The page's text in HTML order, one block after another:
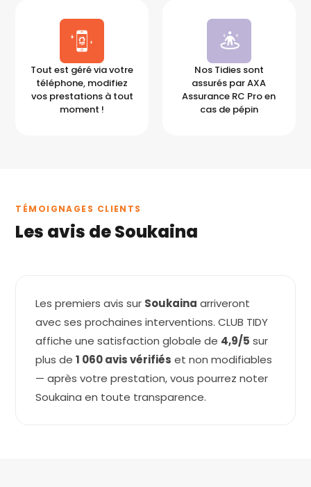
Tout est géré via votre
téléphone, modifiez
vos prestations à tout
moment !
Nos Tidies sont
assurés par AXA
Assurance RC Pro en
cas de pépin
TÉMOIGNAGES CLIENTS
Les avis de Soukaina
Les premiers avis sur Soukaina arriveront
avec ses prochaines interventions. CLUB TIDY
affiche une satisfaction globale de 4,9/5 sur
plus de1 060 avis vérifiés et non modifiables
— après votre prestation, vous pourrez noter
Soukaina en toute transparence.